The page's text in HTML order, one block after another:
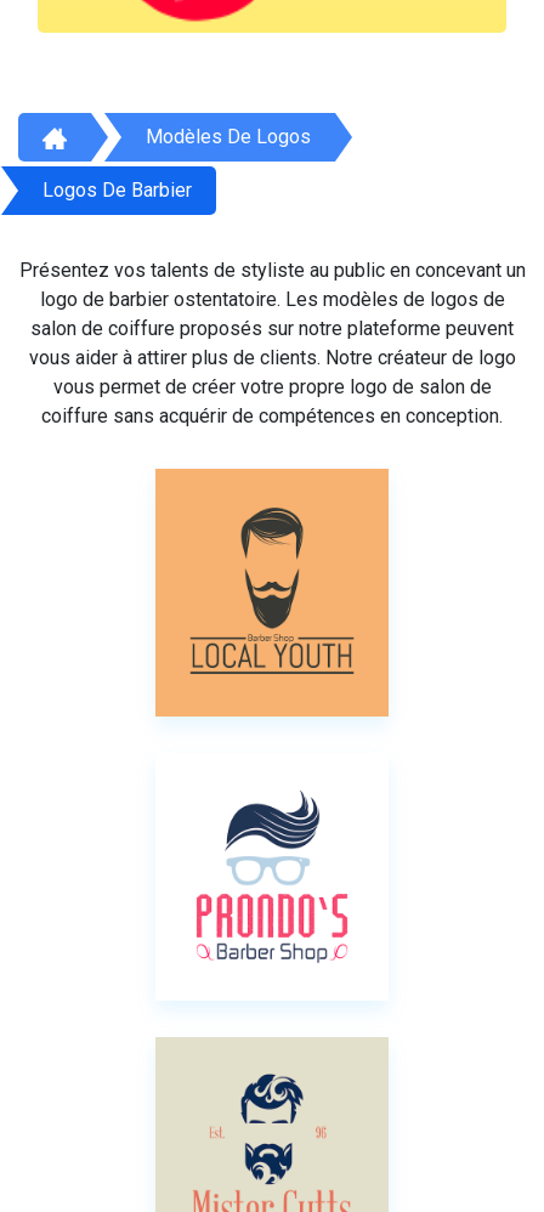
Modèles De Logos
Logos De Barbier
Présentez vos talents de styliste au public en concevant un
logo de barbier ostentatoire. Les modèles de logos de
salon de coiffure proposés sur notre plateforme peuvent
vous aider à attirer plus de clients. Notre créateur de logo
vous permet de créer votre propre logo de salon de
coiffure sans acquérir de compétences en conception.